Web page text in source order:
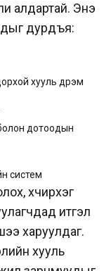
алдартай. Энэ
дурдъя:
хууль дүрэм
дотоодын
систем
хүчирхэг
итгэл
харуулдаг.
хууль